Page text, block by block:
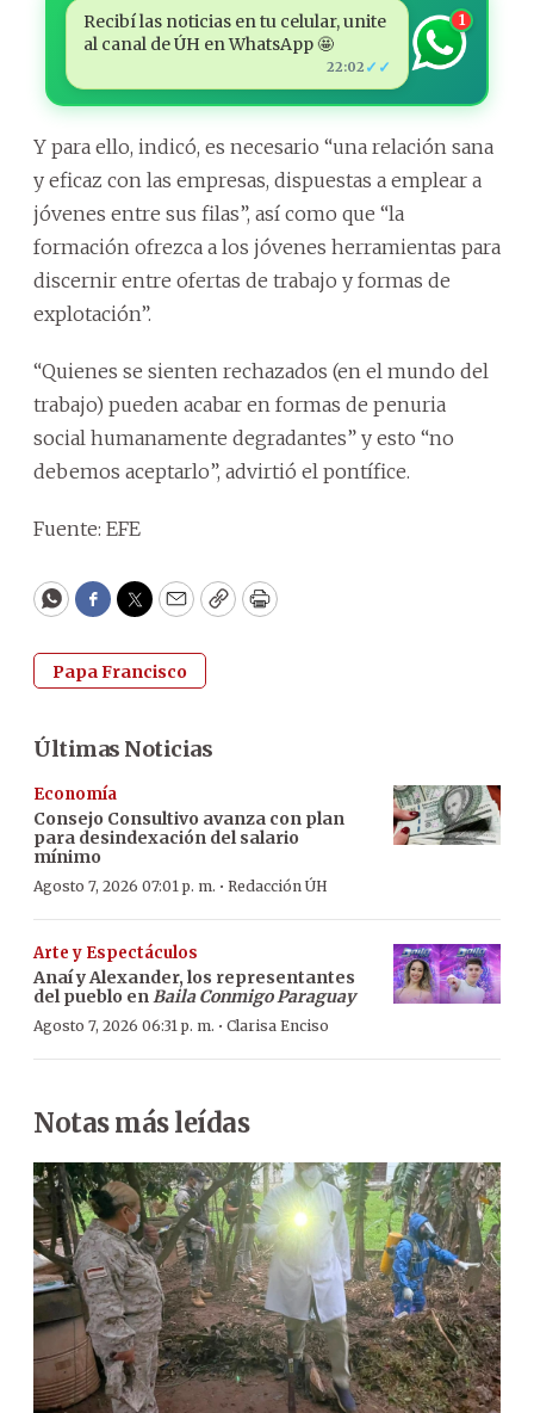
Recibí las noticias en tu celular, unite
al canal de ÚH en WhatsApp 🤩
22:02 ✓✓
1
Y para ello, indicó, es necesario “una relación sana
y eficaz con las empresas, dispuestas a emplear a
jóvenes entre sus filas”, así como que “la
formación ofrezca a los jóvenes herramientas para
discernir entre ofertas de trabajo y formas de
explotación”.
“Quienes se sienten rechazados (en el mundo del
trabajo) pueden acabar en formas de penuria
social humanamente degradantes” y esto “no
debemos aceptarlo”, advirtió el pontífice.
Fuente: EFE
WhatsApp
Facebook
Twitter
EmailCopyPrint
Papa Francisco
Últimas Noticias
Economía
Consejo Consultivo avanza con plan
para desindexación del salario
mínimo
Agosto 7, 2026 07:01 p. m. · Redacción ÚH
Arte y Espectáculos
Anaí y Alexander, los representantes
del pueblo enBaila Conmigo Paraguay
Agosto 7, 2026 06:31 p. m. · Clarisa Enciso
Notas más leídas